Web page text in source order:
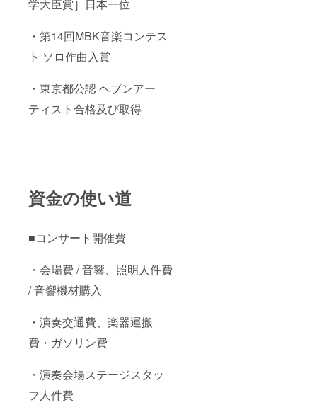
学大臣賞］日本一位
・第14回MBK音楽コンテス
ト ソロ作曲入賞
・東京都公認 ヘブンアー
ティスト合格及び取得
資金の使い道
■コンサート開催費
・会場費 / 音響、照明人件費
/ 音響機材購入
・演奏交通費、楽器運搬
費・ガソリン費
・演奏会場ステージスタッ
フ人件費